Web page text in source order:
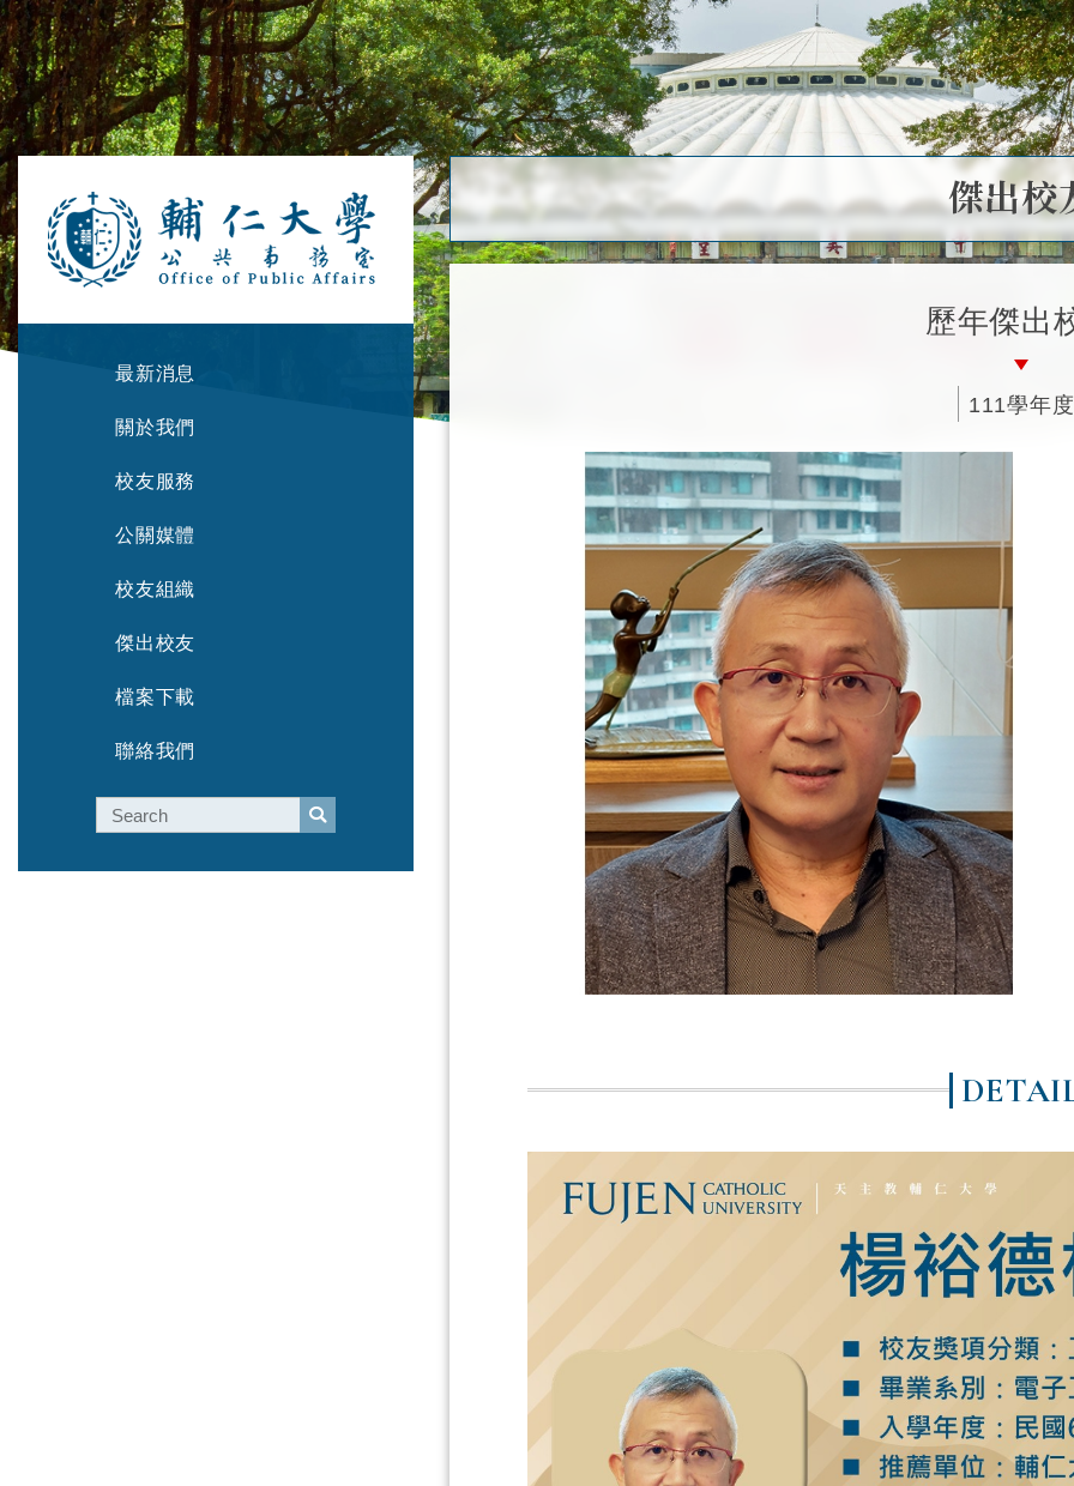
最新消息
關於我們
校友服務
公關媒體
校友組織
傑出校友
檔案下載
聯絡我們
傑出校
歷年傑出
111學年度